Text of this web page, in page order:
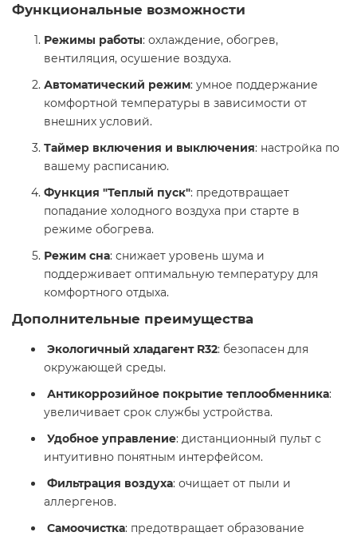
Функциональные возможности ️
Режимы работы: охлаждение, обогрев,
вентиляция, осушение воздуха.
Автоматический режим: умное поддержание
комфортной температуры в зависимости от
внешних условий.
Таймер включения и выключения: настройка по
вашему расписанию.
Функция "Теплый пуск": предотвращает
попадание холодного воздуха при старте в
режиме обогрева.
Режим сна: снижает уровень шума и
поддерживает оптимальную температуру для
комфортного отдыха.
Дополнительные преимущества
Экологичный хладагент R32: безопасен для
окружающей среды.
Антикоррозийное покрытие теплообменника:
увеличивает срок службы устройства.
Удобное управление: дистанционный пульт с
интуитивно понятным интерфейсом.
Фильтрация воздуха: очищает от пыли и
аллергенов.
Самоочистка: предотвращает образование